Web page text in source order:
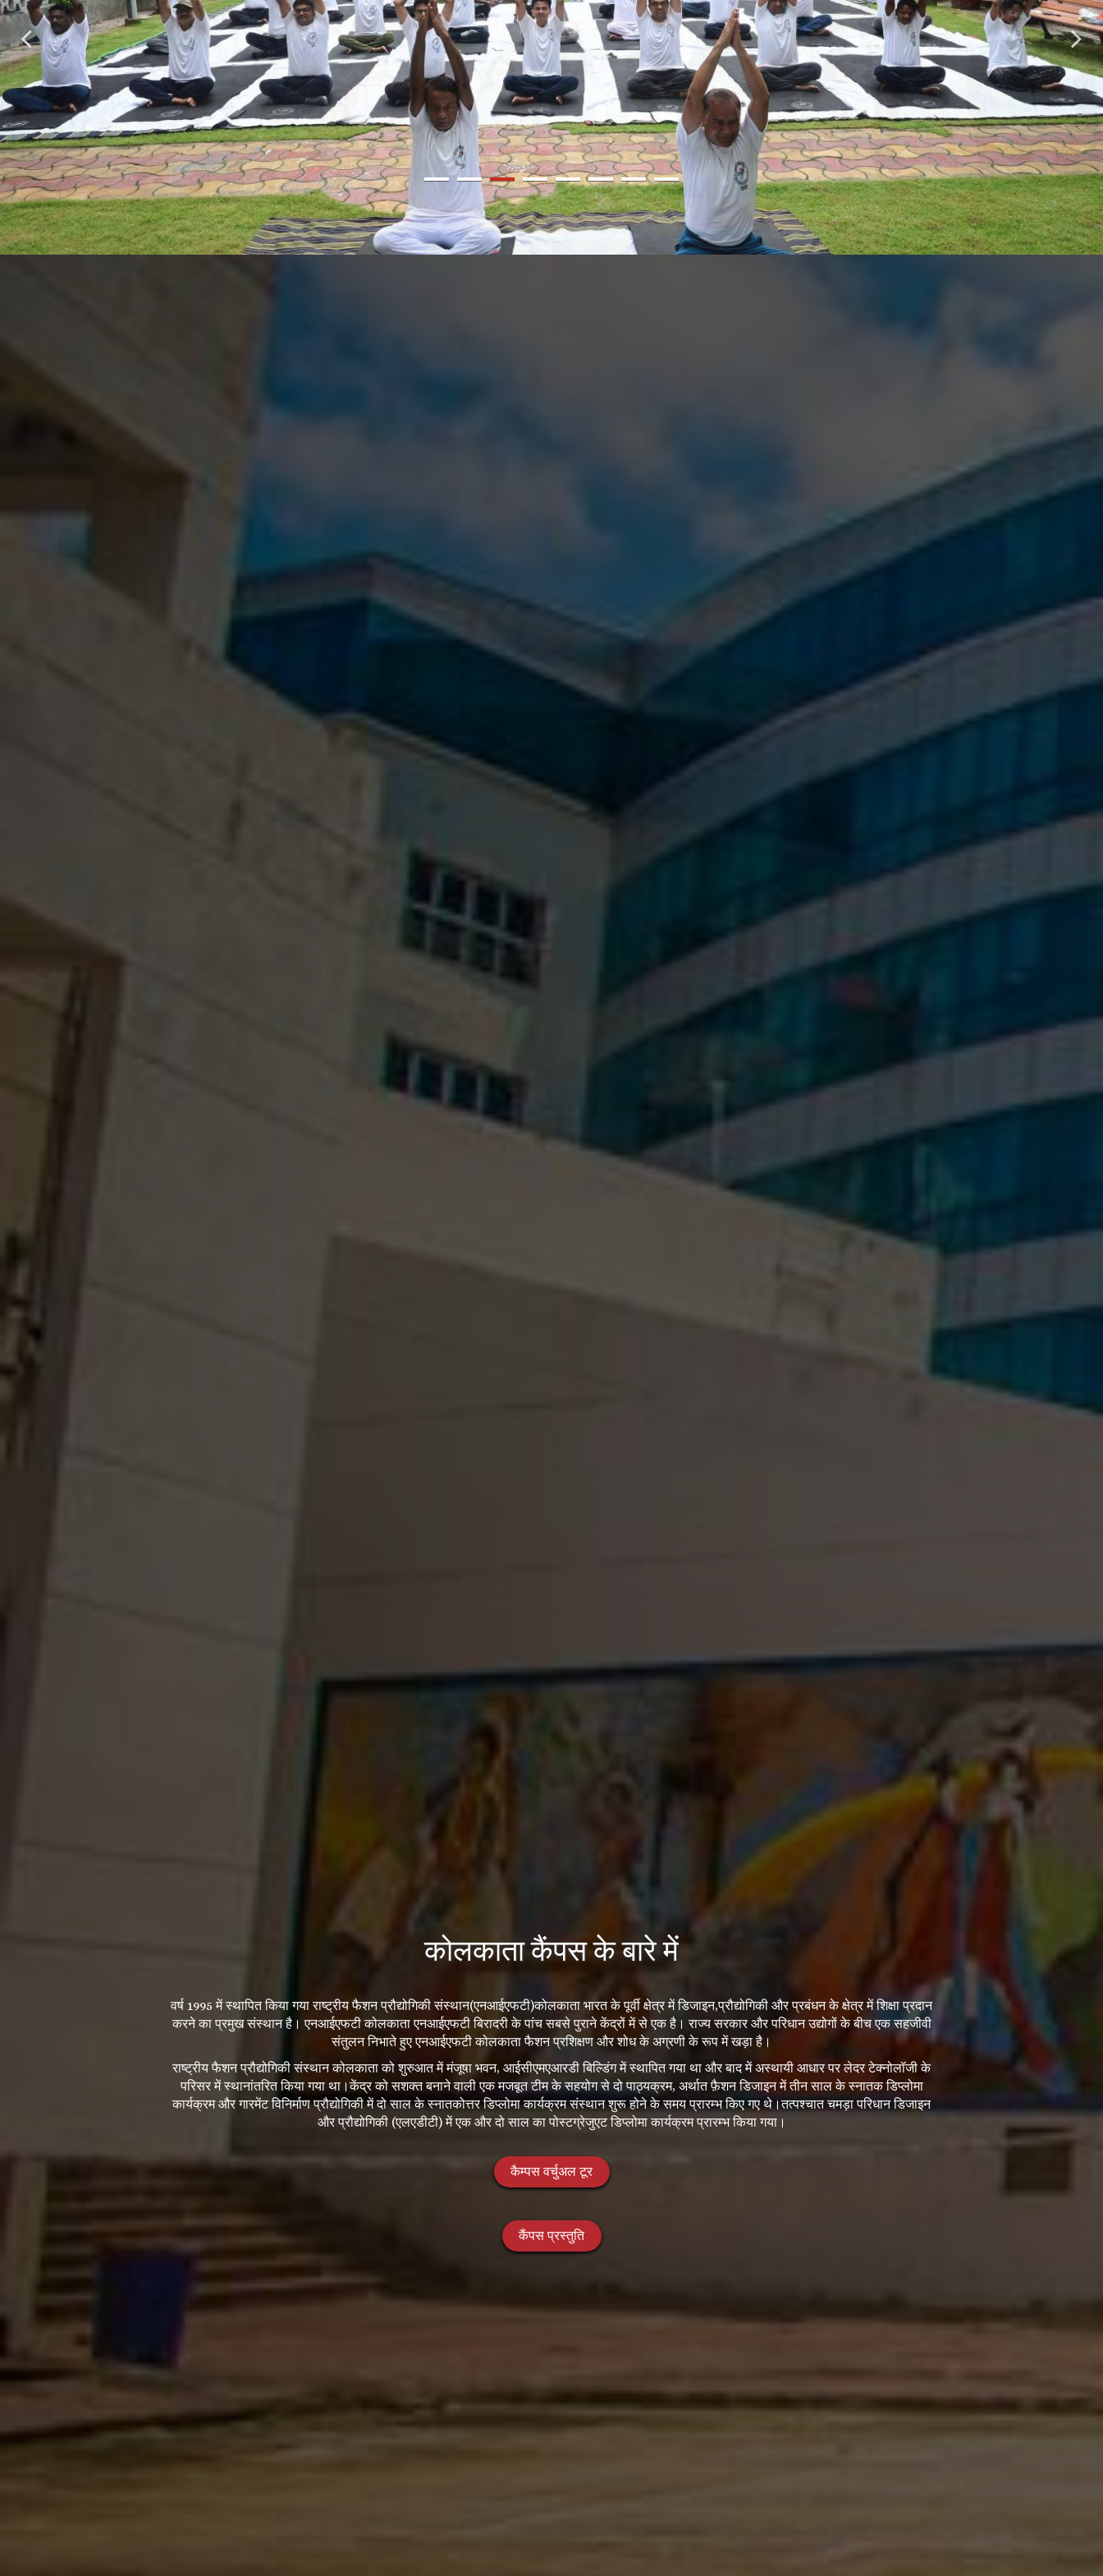
कोलकाता कैंपस के बारे में
वर्ष 1995 में स्थापित किया गया राष्ट्रीय फैशन प्रौद्योगिकी संस्थान(एनआईएफटी)कोलकाता भारत के पूर्वी क्षेत्र में डिजाइन,प्रौद्योगिकी और प्रबंधन के क्षेत्र में शिक्षा प्रदान
करने का प्रमुख संस्थान है। एनआईएफटी कोलकाता एनआईएफटी बिरादरी के पांच सबसे पुराने केंद्रों में से एक है। राज्य सरकार और परिधान उद्योगों के बीच एक सहजीवी
संतुलन निभाते हुए एनआईएफटी कोलकाता फैशन प्रशिक्षण और शोध के अग्रणी के रूप में खड़ा है।
राष्ट्रीय फैशन प्रौद्योगिकी संस्थान कोलकाता को शुरुआत में मंजूषा भवन, आईसीएमएआरडी बिल्डिंग में स्थापित गया था और बाद में अस्थायी आधार पर लेदर टेक्नोलॉजी के
परिसर में स्थानांतरित किया गया था।केंद्र को सशक्त बनाने वाली एक मजबूत टीम के सहयोग से दो पाठ्यक्रम, अर्थात फ़ैशन डिजाइन में तीन साल के स्नातक डिप्लोमा
कार्यक्रम और गारमेंट विनिर्माण प्रौद्योगिकी में दो साल के स्नातकोत्तर डिप्लोमा कार्यक्रम संस्थान शुरू होने के समय प्रारम्भ किए गए थे।तत्पश्चात चमड़ा परिधान डिजाइन
और प्रौद्योगिकी (एलएडीटी) में एक और दो साल का पोस्टग्रेजुएट डिप्लोमा कार्यक्रम प्रारम्भ किया गया।
कैम्पस वर्चुअल टूर
कैंपस प्रस्तुति